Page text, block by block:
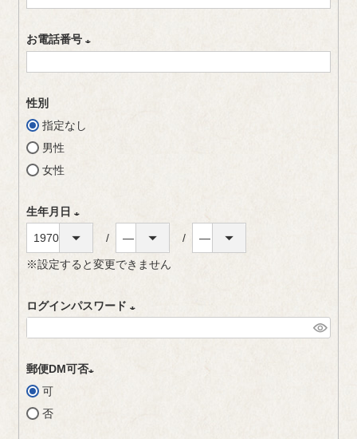
)
お電話番号
(
性別
指定なし
男性
女性
生年月日
(
必
)
※設定すると変更できません
ログインパスワード
(
郵便DM可否
可
否